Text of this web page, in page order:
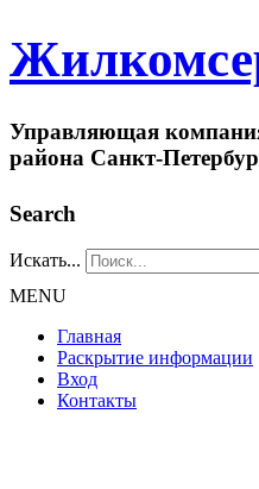
Управляющая
района Санкт-
Search
Искать...
MENU
Главная
Раскрытие информации
Вход
Контакты